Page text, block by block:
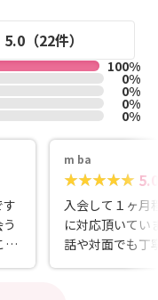
5.0（22件）
100%
0%
0%
0%
0%
と
す
m ba
5.0
入会して１ヶ月
に対応頂いてい
話や対面でも丁
るので楽しく活